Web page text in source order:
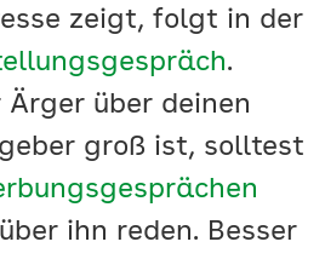
zeigt, folgt in der
.
über deinen
groß ist, solltest
ihn reden. Besser